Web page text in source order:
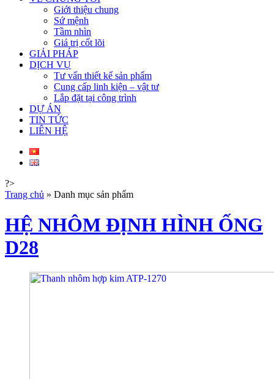
Giới thiệu chung
Sứ mệnh
Tầm nhìn
Giá trị cốt lõi
GIẢI PHÁP
DỊCH VỤ
Tư vấn thiết kế sản phẩm
Cung cấp linh kiện – vật tư
Lắp đặt tại công trình
DỰ ÁN
TIN TỨC
LIÊN HỆ
?>
Trang chủ » Danh mục sản phẩm
HỆ NHÔM ĐỊNH HÌNH ỐNG
D28